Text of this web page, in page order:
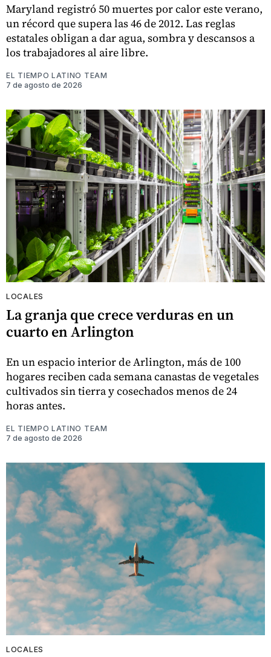
Maryland registró 50 muertes por calor este verano,
un récord que supera las 46 de 2012. Las reglas
estatales obligan a dar agua, sombra y descansos a
los trabajadores al aire libre.
EL TIEMPO LATINO TEAM
7 de agosto de 2026
LOCALES
La granja que crece verduras en un
cuarto en Arlington
En un espacio interior de Arlington, más de 100
hogares reciben cada semana canastas de vegetales
cultivados sin tierra y cosechados menos de 24
horas antes.
EL TIEMPO LATINO TEAM
7 de agosto de 2026
LOCALES